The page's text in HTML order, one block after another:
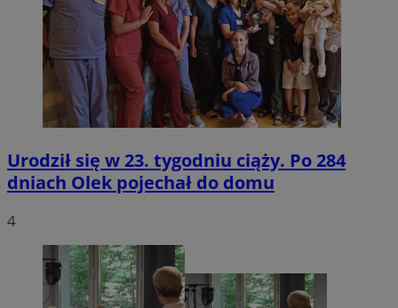
Urodził się w 23. tygodniu ciąży. Po 284
dniach Olek pojechał do domu
4